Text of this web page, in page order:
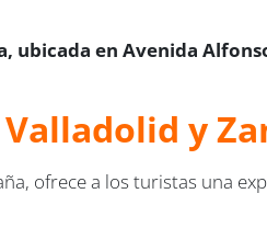
ubicada en Avenida
y
ofrece a los turistas una